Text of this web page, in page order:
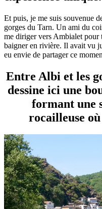
Et puis, je me suis souvenue
gorges du Tarn. Un ami du
me diriger vers Ambialet
baigner en rivière. Il avait vu
eu envie de partager ce
Entre Albi et les
dessine ici une
formant une
rocailleuse